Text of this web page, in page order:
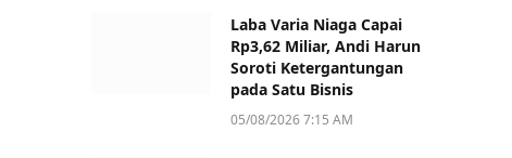
Laba Varia Niaga Capai
Rp3,62 Miliar, Andi Harun
Soroti Ketergantungan
pada Satu Bisnis
05/08/2026 7:15 AM